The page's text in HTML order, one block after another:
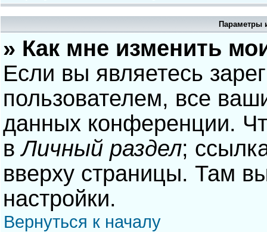
Параметры
» Как мне изменить
Если вы являетесь
пользователем, все
данных конференции.
вЛичный раздел;
вверху страницы. Там
настройки.
Вернуться к началу